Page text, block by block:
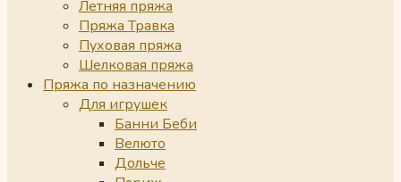
Летняя пряжа
Пряжа Травка
Пуховая пряжа
Шелковая пряжа
Пряжа по назначению
Для игрушек
Банни Беби
Велюто
Дольче